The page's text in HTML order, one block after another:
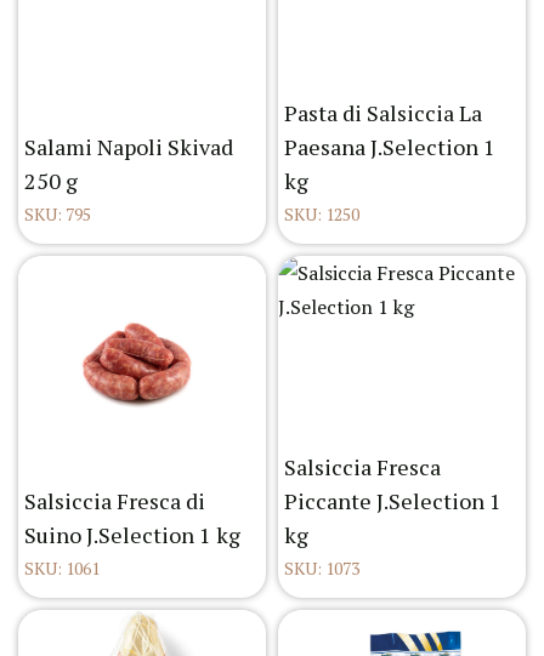
Salami Napoli Skivad
250 g
SKU: 795
Pasta di Salsiccia La
Paesana J.Selection 1
kg
SKU: 1250
Salsiccia Fresca di
Suino J.Selection 1 kg
SKU: 1061
Salsiccia Fresca
Piccante J.Selection 1
kg
SKU: 1073